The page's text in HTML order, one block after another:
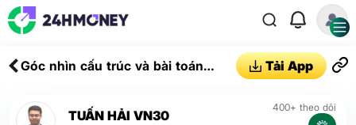
Góc nhìn cấu trúc và bài toán
Tải App
TUẤN HẢI VN30 400+ theo dõi